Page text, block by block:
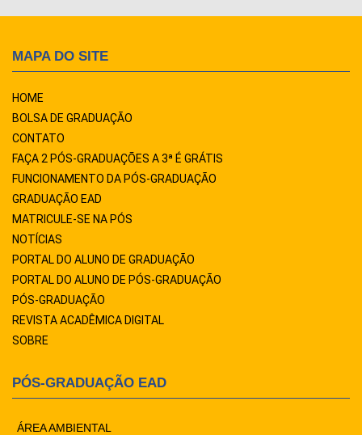
MAPA DO SITE
HOME
BOLSA DE GRADUAÇÃO
CONTATO
FAÇA 2 PÓS-GRADUAÇÕES A 3ª É GRÁTIS
FUNCIONAMENTO DA PÓS-GRADUAÇÃO
GRADUAÇÃO EAD
MATRICULE-SE NA PÓS
NOTÍCIAS
PORTAL DO ALUNO DE GRADUAÇÃO
PORTAL DO ALUNO DE PÓS-GRADUAÇÃO
PÓS-GRADUAÇÃO
REVISTA ACADÊMICA DIGITAL
SOBRE
PÓS-GRADUAÇÃO EAD
ÁREA AMBIENTAL